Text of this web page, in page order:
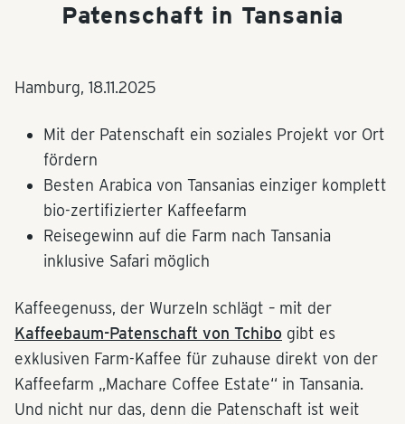
Patenschaft in Tansania
Hamburg, 18.11.2025
Mit der Patenschaft ein soziales Projekt vor Ort
fördern
Besten Arabica von Tansanias einziger komplett
bio-zertifizierter Kaffeefarm
Reisegewinn auf die Farm nach Tansania
inklusive Safari möglich
Kaffeegenuss, der Wurzeln schlägt – mit der
Kaffeebaum-Patenschaft von Tchibo gibt es
exklusiven Farm-Kaffee für zuhause direkt von der
Kaffeefarm „Machare Coffee Estate“ in Tansania.
Und nicht nur das, denn die Patenschaft ist weit